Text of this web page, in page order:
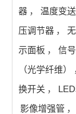
器 ， 温度变
压调节器 ，
示面板 ， 信
（光学纤维）
换开关 ，
影像增强管 ，